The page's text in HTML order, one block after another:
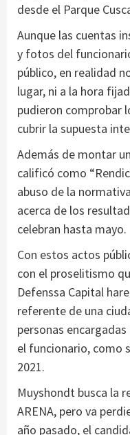
desde el Parque
Aunque las cuentas
y fotos del
público, en realidad
lugar, ni a la hora
pudieron comprobar
cubrir la supuesta
Además de montar
calificó como
abuso de la
acerca de los
celebran hasta mayo.
Con estos actos
con el proselitismo
Defenssa Capital
referente de una
personas
el funcionario, como
2021.
Muyshondt busca la
ARENA, pero va
año pasado, el